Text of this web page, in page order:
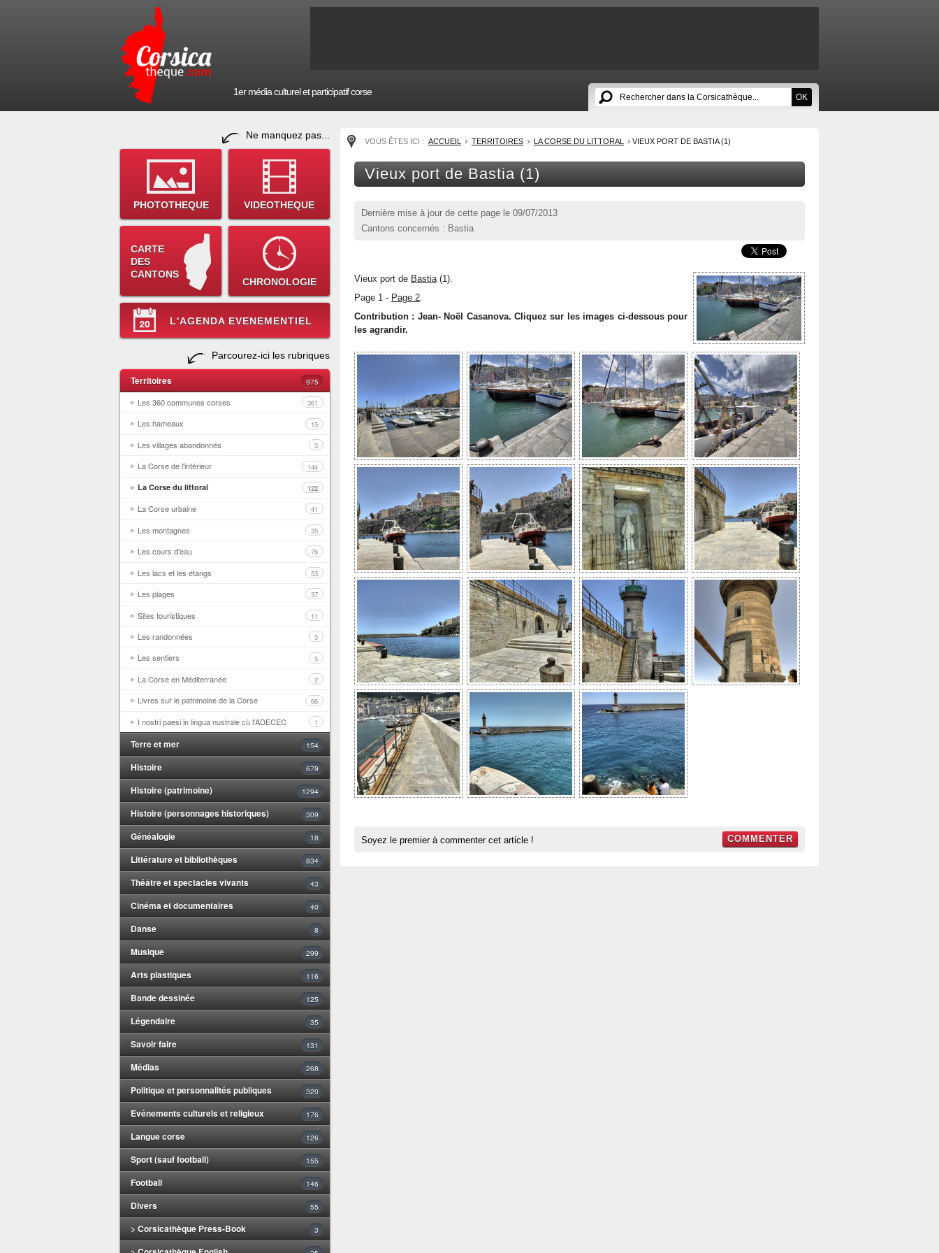
1er média culturel et participatif corse
Ne manquez pas...
PHOTOTHEQUE VIDEOTHEQUE
CARTE
DES
CANTONS
CHRONOLOGIE
L'AGENDA EVENEMENTIEL
Parcourez-ici les rubriques
Territoires 975
Les 360 communes corses 361
Les hameaux 15
Les villages abandonnés 3
La Corse de l'intérieur 144
La Corse du littoral 122
La Corse urbaine 41
Les montagnes 35
Les cours d'eau 76
Les lacs et les étangs 53
Les plages 37
Sites touristiques 11
Les randonnées 3
Les sentiers 5
La Corse en Méditerranée 2
Livres sur le patrimoine de la Corse 66
I nostri paesi in lingua nustrale cù l'ADECEC 1
Terre et mer 154
Histoire 679
Histoire (patrimoine) 1294
Histoire (personnages historiques) 309
Généalogie 18
Littérature et bibliothèques 834
Théâtre et spectacles vivants 43
Cinéma et documentaires 40
Danse 8
Musique 299
Arts plastiques 116
Bande dessinée 125
Légendaire 35
Savoir faire 131
Médias 268
Politique et personnalités publiques 320
Evénements culturels et religieux 176
Langue corse 126
Sport (sauf football) 155
Football 146
Divers 55
> Corsicathèque Press-Book 3
VOUS ÊTES ICI : ACCUEIL TERRITOIRES LA CORSE DU LITTORAL VIEUX PORT DE BASTIA (1)
Vieux port de Bastia (1)
Dernière mise à jour de cette page le 09/07/2013
Cantons concernés : Bastia
Vieux port de Bastia(1).
Page 1 - Page 2.
Contribution : Jean- Noël Casanova. Cliquez sur les images ci-dessous pour
les agrandir.
Soyez le premier à commenter cet article ! COMMENTER